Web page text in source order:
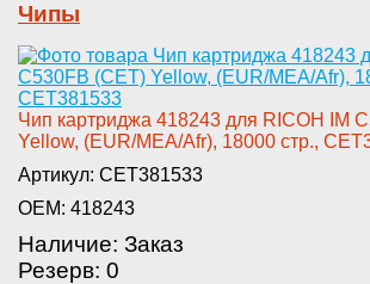
Чипы
Ч­ип картриджа 418243 для RICOH ­IM
Yellow, (EUR/M­EA/Afr), 18000 стр.,
Артикул: CET381533
OEM: 418243
Наличие: Заказ
Резерв: 0